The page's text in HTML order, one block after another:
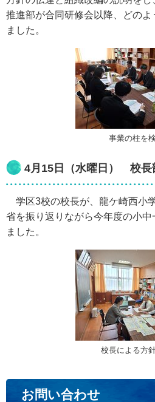
推進部が合同研修会以降、どの
ました。
事業の柱を
4月15日（水曜日） 校長
学区3校の校長が、龍ケ崎西小
省を振り返りながら今年度の小
ました。
校長による方
お問い合わせ